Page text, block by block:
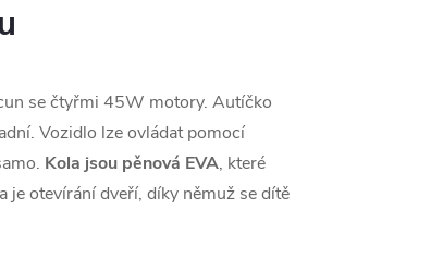
se čtyřmi 45W motory. Autíčko
Vozidlo lze ovládat pomocí
Kola jsou pěnová EVA, které
otevírání dveří, díky němuž se dítě